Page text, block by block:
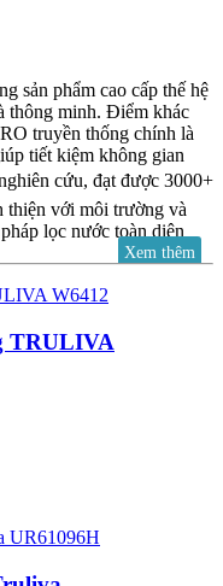
sản phẩm cao cấp thế hệ
thông minh. Điểm khác
truyền thống chính là
tiết kiệm không gian
cứu, đạt được 3000+
thiện với môi trường và
lọc nước toàn diện
– VÌ SỨC
TINH
hôm nay chính là nền
không chỉ chú trọng
vệ môi trường và nâng
có ngân sách tốt và
Xem thêm
TRULIVA